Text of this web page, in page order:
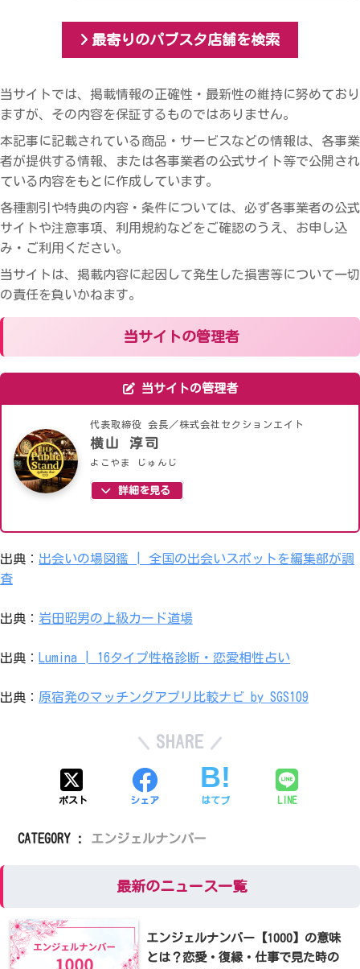
最寄りのパブスタ店舗を検索
当サイトでは、掲載情報の正確性・最新性の維持に努めており
ますが、その内容を保証するものではありません。
本記事に記載されている商品・サービスなどの情報は、各事業
者が提供する情報、または各事業者の公式サイト等で公開され
ている内容をもとに作成しています。
各種割引や特典の内容・条件については、必ず各事業者の公式
サイトや注意事項、利用規約などをご確認のうえ、お申し込
み・ご利用ください。
当サイトは、掲載内容に起因して発生した損害等について一切
の責任を負いかねます。
当サイトの管理者
当サイトの管理者
代表取締役 会長／株式会社セクションエイト
横山 淳司
よこやま じゅんじ
詳細を見る
出典： 出会いの場図鑑 | 全国の出会いスポットを編集部が調
査
出典： 岩田昭男の上級カード道場
出典： Lumina | 16タイプ性格診断・恋愛相性占い
出典： 原宿発のマッチングアプリ比較ナビ by SGS109
SHARE
ポスト シェア はてブ LINE
CATEGORY : エンジェルナンバー
最新のニュース一覧
エンジェルナンバー【1000】の意味
とは？恋愛・復縁・仕事で見た時の